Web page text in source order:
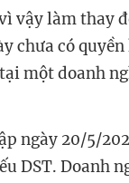
vậy làm thay
chưa có
một doanh
ngày 20/5/
DST. Doanh